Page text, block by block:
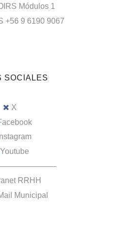
Módulos 1
+56 9 6190 9067
SOCIALES
X
Instagram
Youtube
RRHH
Municipal